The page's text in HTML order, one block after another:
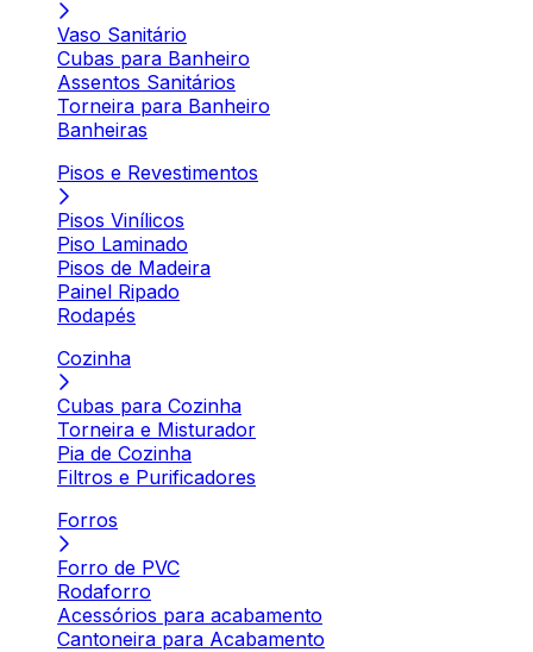
Vaso Sanitário
Cubas para Banheiro
Assentos Sanitários
Torneira para Banheiro
Banheiras
Pisos e Revestimentos
Pisos Vinílicos
Piso Laminado
Pisos de Madeira
Painel Ripado
Rodapés
Cozinha
Cubas para Cozinha
Torneira e Misturador
Pia de Cozinha
Filtros e Purificadores
Forros
Forro de PVC
Rodaforro
Acessórios para acabamento
Cantoneira para Acabamento